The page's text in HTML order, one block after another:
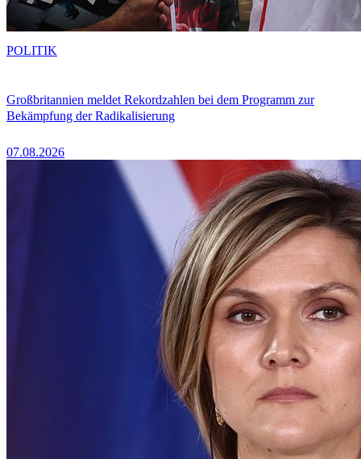
Großbritannien meldet Rekordzahlen bei dem Programm zur
Bekämpfung der Radikalisierung
07.08.2026
POLITIK